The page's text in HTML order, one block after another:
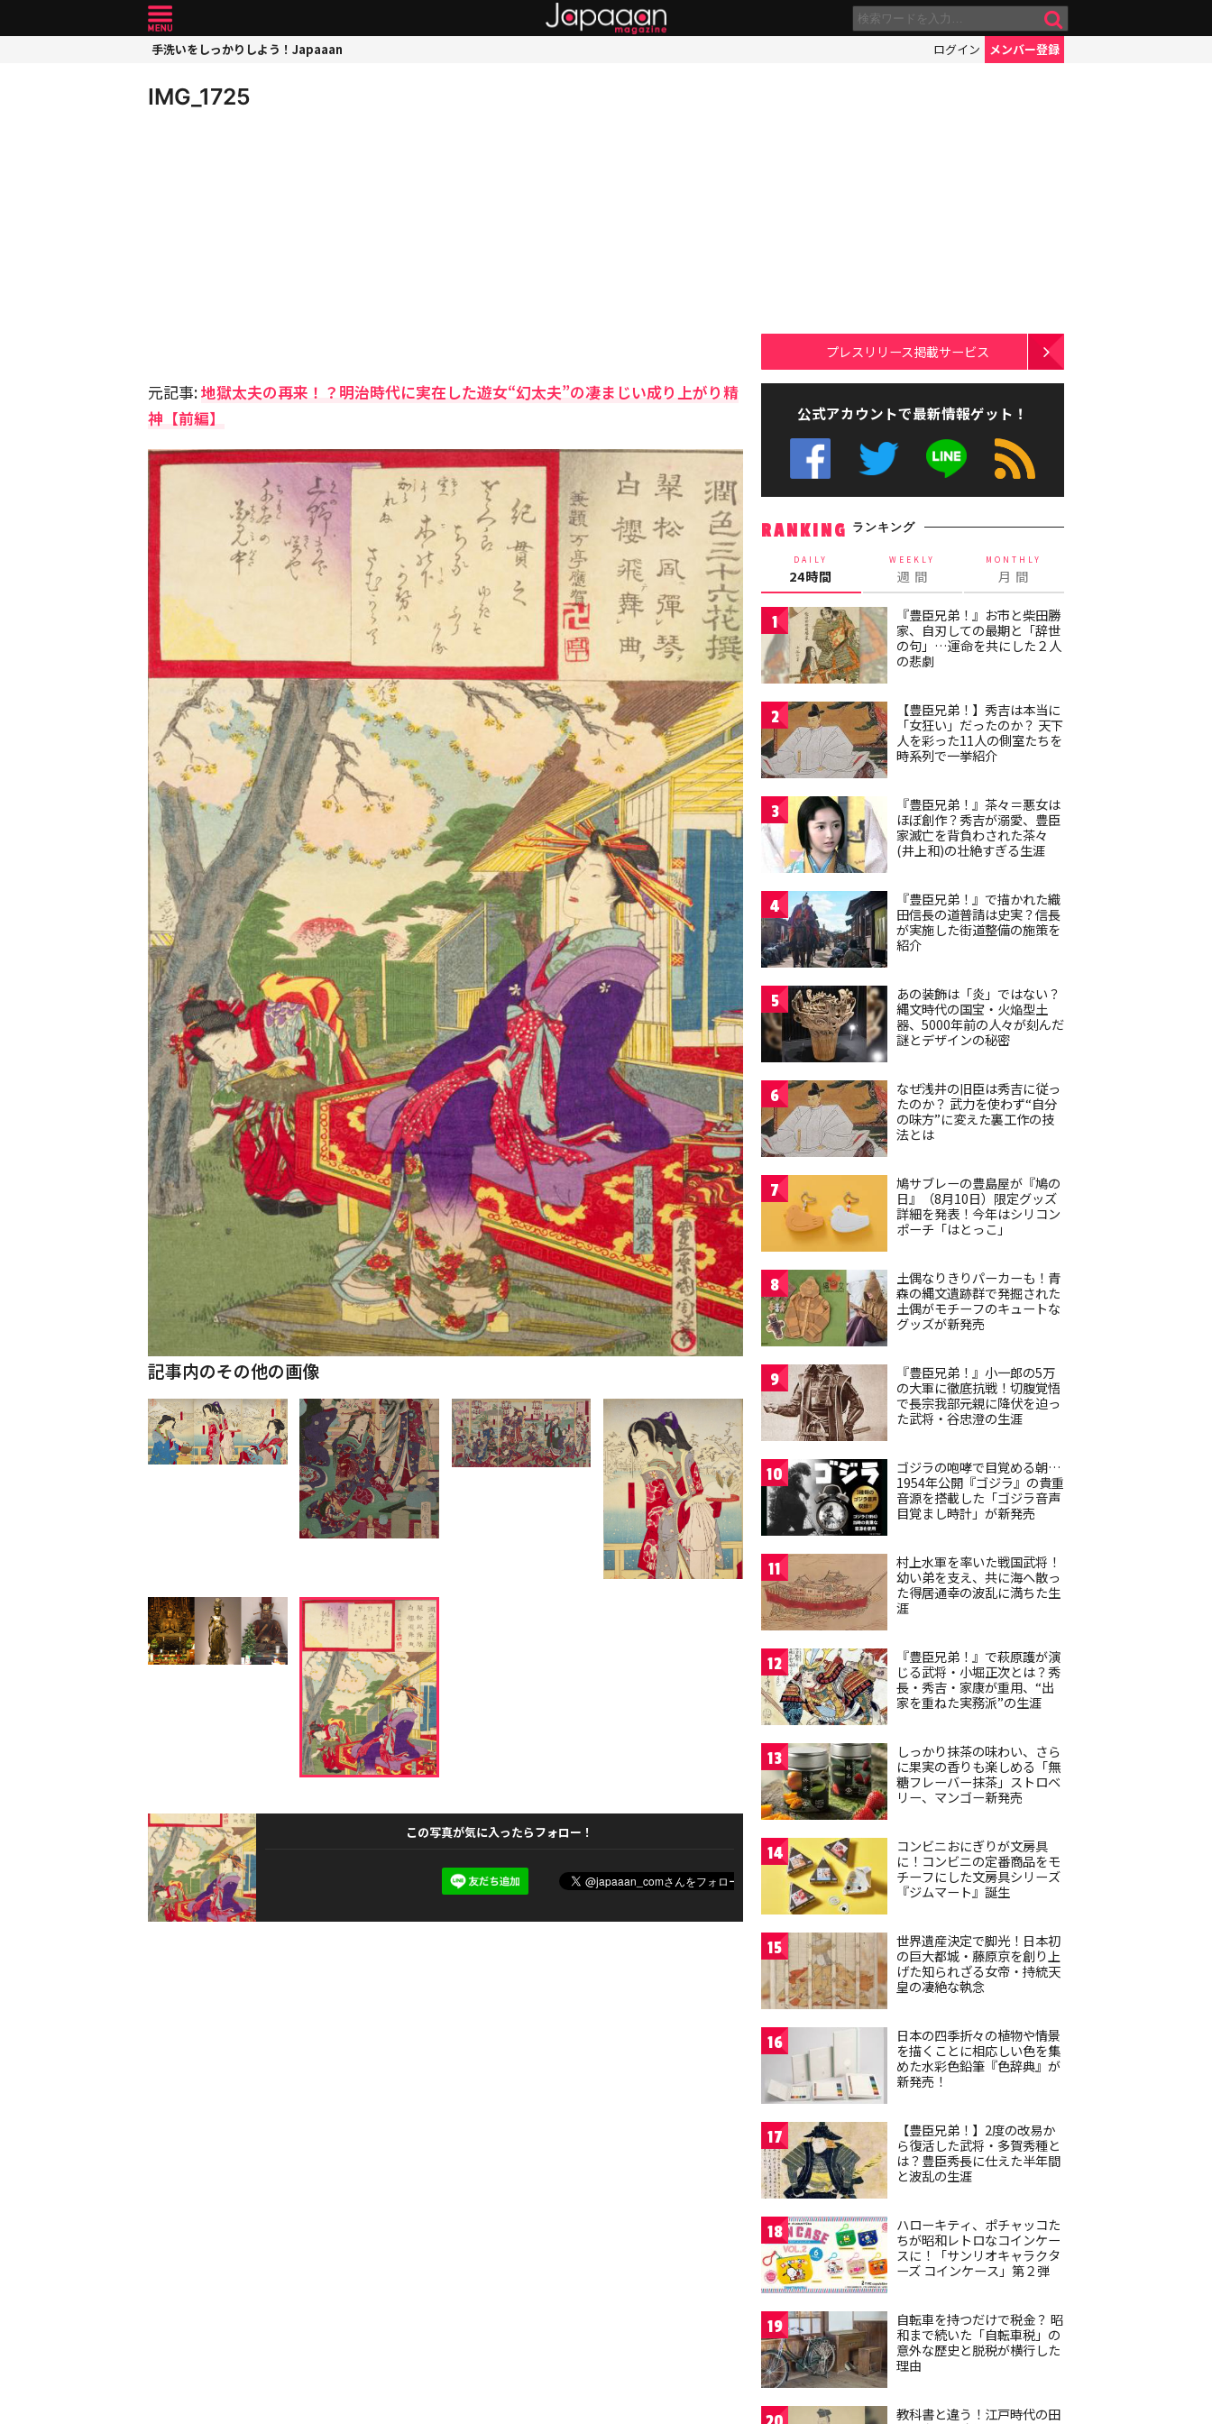
手洗いをしっかりしよう！Japaaan ログイン メンバー登録
IMG_1725
元記事:地獄太夫の再来！？明治時代に実在した遊女“幻太夫”の凄まじい成り上がり精
神【前編】
記事内のその他の画像
この写真が気に入ったらフォロー！
プレスリリース掲載サービス
公式アカウントで最新情報ゲット！
RANKING ランキング
DAILY
24時間
WEEKLY
週 間
MONTHLY
月 間
1
『豊臣兄弟！』お市と柴田勝
家、自刃しての最期と「辞世
の句」…運命を共にした２人
の悲劇
2
【豊臣兄弟！】秀吉は本当に
「女狂い」だったのか？ 天下
人を彩った11人の側室たちを
時系列で一挙紹介
3
『豊臣兄弟！』茶々＝悪女は
ほぼ創作？秀吉が溺愛、豊臣
家滅亡を背負わされた茶々
(井上和)の壮絶すぎる生涯
4
『豊臣兄弟！』で描かれた織
田信長の道普請は史実？信長
が実施した街道整備の施策を
紹介
5
あの装飾は「炎」ではない？
縄文時代の国宝・火焔型土
器、5000年前の人々が刻んだ
謎とデザインの秘密
6
なぜ浅井の旧臣は秀吉に従っ
たのか？ 武力を使わず“自分
の味方”に変えた裏工作の技
法とは
7
鳩サブレーの豊島屋が『鳩の
日』（8月10日）限定グッズ
詳細を発表！今年はシリコン
ポーチ「はとっこ」
8
土偶なりきりパーカーも！青
森の縄文遺跡群で発掘された
土偶がモチーフのキュートな
グッズが新発売
9
『豊臣兄弟！』小一郎の5万
の大軍に徹底抗戦！切腹覚悟
で長宗我部元親に降伏を迫っ
た武将・谷忠澄の生涯
10
ゴジラの咆哮で目覚める朝…
1954年公開『ゴジラ』の貴重
音源を搭載した「ゴジラ音声
目覚まし時計」が新発売
11
村上水軍を率いた戦国武将！
幼い弟を支え、共に海へ散っ
た得居通幸の波乱に満ちた生
涯
12
『豊臣兄弟！』で萩原護が演
じる武将・小堀正次とは？秀
長・秀吉・家康が重用、“出
家を重ねた実務派”の生涯
13
しっかり抹茶の味わい、さら
に果実の香りも楽しめる「無
糖フレーバー抹茶」ストロベ
リー、マンゴー新発売
14
コンビニおにぎりが文房具
に！コンビニの定番商品をモ
チーフにした文房具シリーズ
『ジムマート』誕生
15
世界遺産決定で脚光！日本初
の巨大都城・藤原京を創り上
げた知られざる女帝・持統天
皇の凄絶な執念
16
日本の四季折々の植物や情景
を描くことに相応しい色を集
めた水彩色鉛筆『色辞典』が
新発売！
17
【豊臣兄弟！】2度の改易か
ら復活した武将・多賀秀種と
は？豊臣秀長に仕えた半年間
と波乱の生涯
18
ハローキティ、ポチャッコた
ちが昭和レトロなコインケー
スに！「サンリオキャラクタ
ーズ コインケース」第２弾
19
自転車を持つだけで税金？ 昭
和まで続いた「自転車税」の
意外な歴史と脱税が横行した
理由
教科書と違う！江戸時代の田